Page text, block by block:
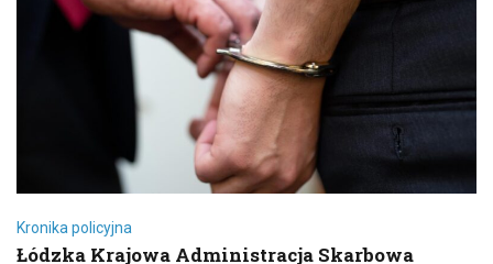
Kronika policyjna
Łódzka Krajowa Administracja Skarbowa